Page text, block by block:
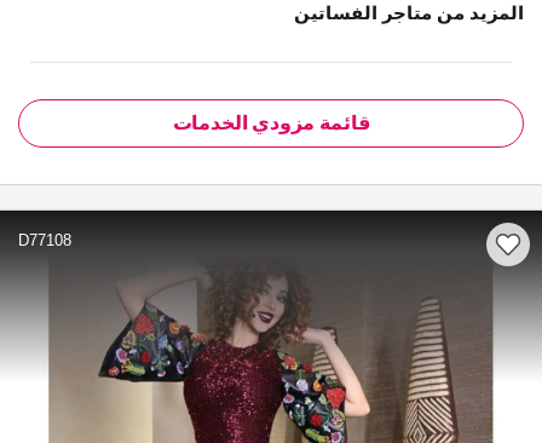
المزيد من متاجر الفساتين
قائمة مزودي الخدمات
D77108